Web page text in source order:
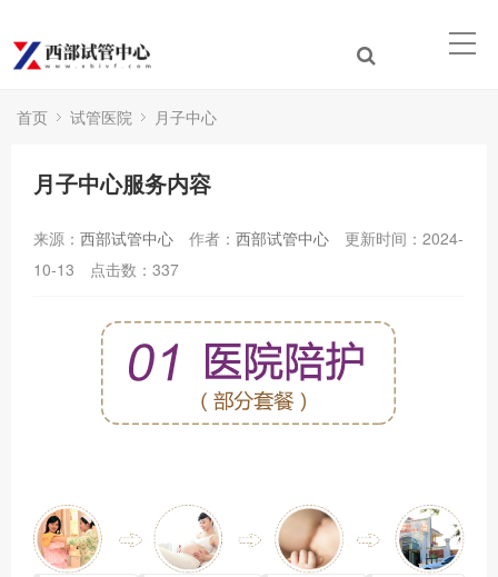
首页 试管医院 月子中心
月子中心服务内容
来源： 西部试管中心 作者： 西部试管中心
更新时间：2024-
10-13
点击数： 337